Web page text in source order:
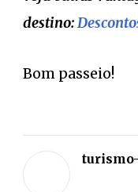
destino:
Bom passeio!